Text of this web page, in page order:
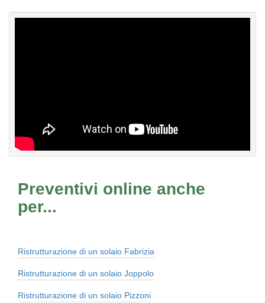
Preventivi online anche
per...
Ristrutturazione di un solaio Fabrizia
Ristrutturazione di un solaio Joppolo
Ristrutturazione di un solaio Pizzoni